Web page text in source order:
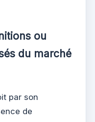
ou
du marché
par son
de